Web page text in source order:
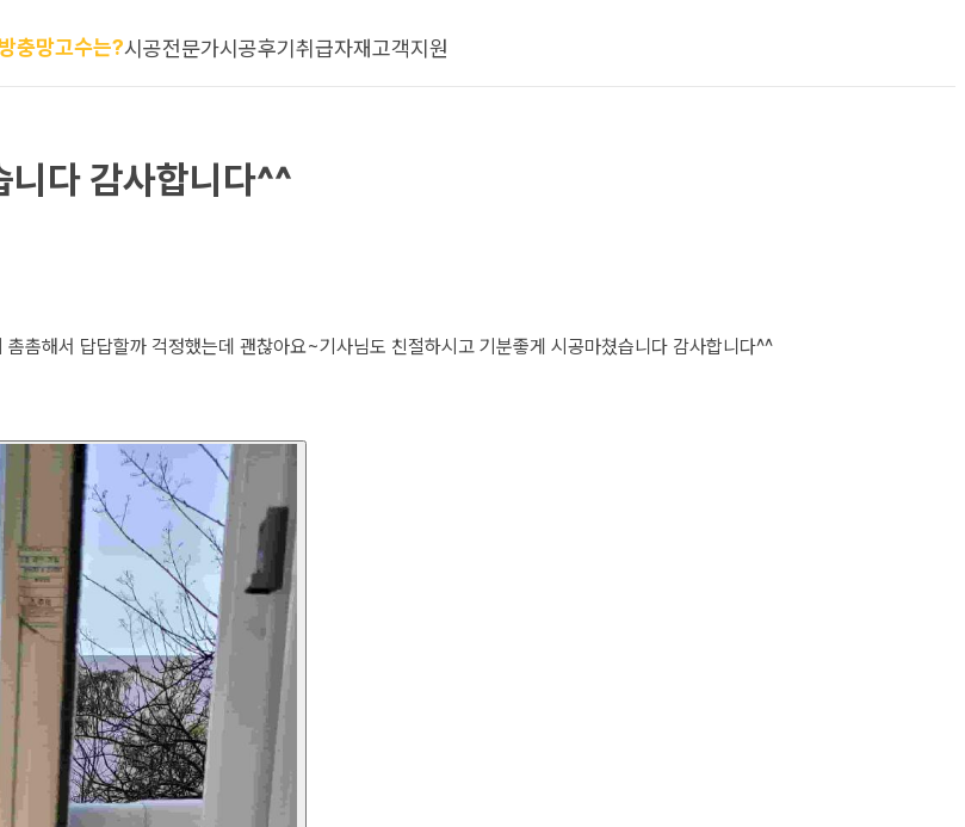
방충망고수는?시공전문가시공후기취급자재고객지원
니다 감사합니다^^
촘해서 답답할까 걱정했는데 괜찮아요~기사님도 친절하시고 기분좋게 시공마쳤습니다 감사합니다^^